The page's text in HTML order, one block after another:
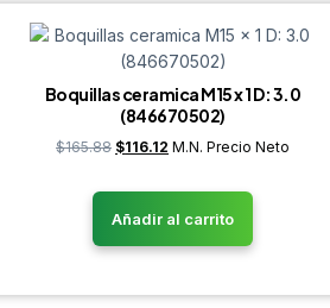
Boquillas ceramica M15 x 1 D: 3.0
(846670502)
$165.88 $116.12 M.N. Precio Neto
Añadir al carrito